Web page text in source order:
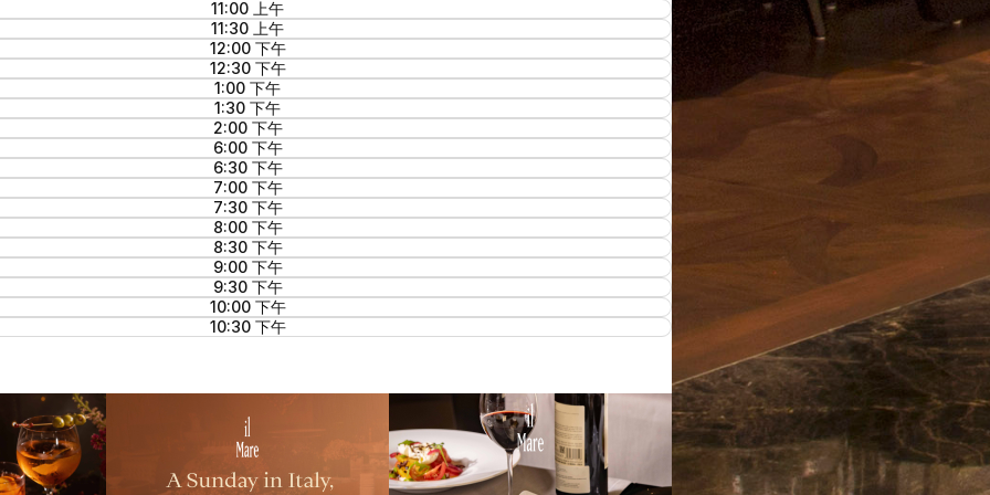
11:00 上午
11:30 上午
12:00 下午
12:30 下午
1:00 下午
1:30 下午
2:00 下午
6:00 下午
6:30 下午
7:00 下午
7:30 下午
8:00 下午
8:30 下午
9:00 下午
9:30 下午
10:00 下午
10:30 下午